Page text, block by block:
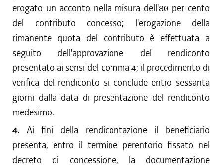
erogato un acconto nella misura dell'80 per cento
del contributo concesso; l'erogazione della
rimanente quota del contributo è effettuata a
seguito dell'approvazione del rendiconto
presentato ai sensi del comma 4; il procedimento di
verifica del rendiconto si conclude entro sessanta
giorni dalla data di presentazione del rendiconto
medesimo.
4. Ai fini della rendicontazione il beneficiario
presenta, entro il termine perentorio fissato nel
decreto di concessione, la documentazione